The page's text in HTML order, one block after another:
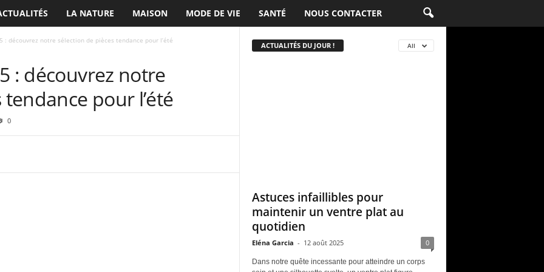
LA NATURE MAISON MODE DE VIE SANTÉ NOUS CONTACTER
: découvrez notre sélection de pièces tendance pour l’été
: découvrez notre
pour l’été
0
ACTUALITÉS DU JOUR ! All
Astuces infaillibles pour
maintenir un ventre plat au
quotidien
Eléna Garcia - 12 août 2025 0
Dans notre quête incessante pour atteindre un corps